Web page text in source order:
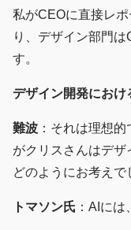
私がCEOに直接レ
り、デザイン部門
す。
デザイン開発におけ
難波 ：それは理想
がクリスさんはデ
どのようにお考えで
トマソン氏 ：AIに